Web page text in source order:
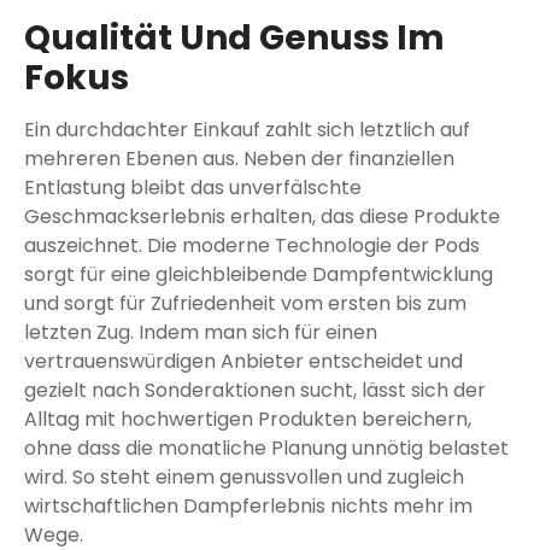
Qualität Und Genuss Im
Fokus
Ein durchdachter Einkauf zahlt sich letztlich auf
mehreren Ebenen aus. Neben der finanziellen
Entlastung bleibt das unverfälschte
Geschmackserlebnis erhalten, das diese Produkte
auszeichnet. Die moderne Technologie der Pods
sorgt für eine gleichbleibende Dampfentwicklung
und sorgt für Zufriedenheit vom ersten bis zum
letzten Zug. Indem man sich für einen
vertrauenswürdigen Anbieter entscheidet und
gezielt nach Sonderaktionen sucht, lässt sich der
Alltag mit hochwertigen Produkten bereichern,
ohne dass die monatliche Planung unnötig belastet
wird. So steht einem genussvollen und zugleich
wirtschaftlichen Dampferlebnis nichts mehr im
Wege.